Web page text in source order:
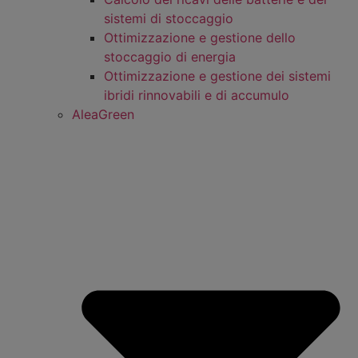
sistemi di stoccaggio
Ottimizzazione e gestione dello
stoccaggio di energia
Ottimizzazione e gestione dei sistemi
ibridi rinnovabili e di accumulo
AleaGreen